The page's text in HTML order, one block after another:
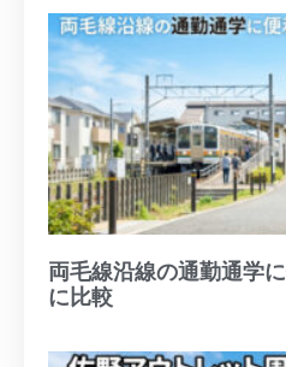
両毛線沿線の通勤通学
に比較